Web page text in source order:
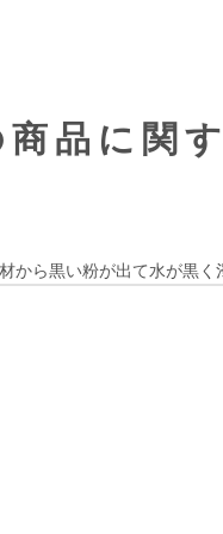
商品に関
から黒い粉が出て水が黒く